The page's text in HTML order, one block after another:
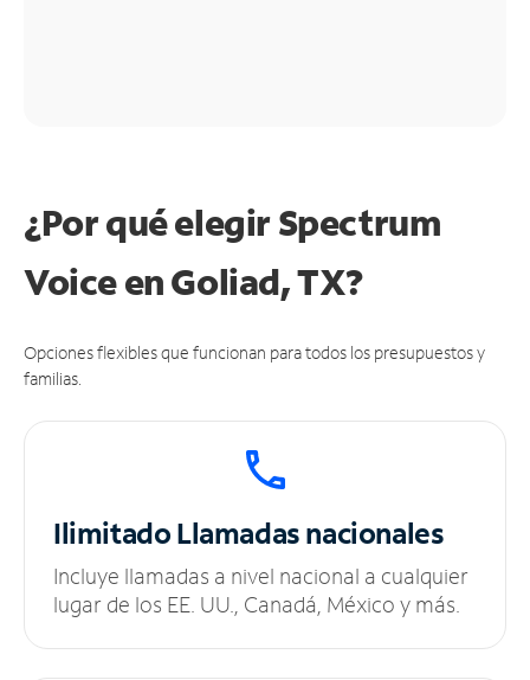
¿Por qué elegir Spectrum
Voice en Goliad, TX?
Opciones flexibles que funcionan para todos los presupuestos y
familias.
IlimitadoLlamadas nacionales
Incluye llamadas a nivel nacional a cualquier
lugar de los EE. UU., Canadá, México y más.